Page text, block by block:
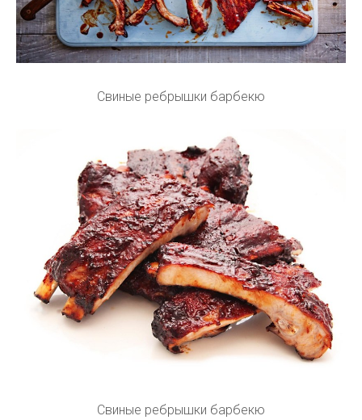
Свиные ребрышки барбекю
Свиные ребрышки барбекю